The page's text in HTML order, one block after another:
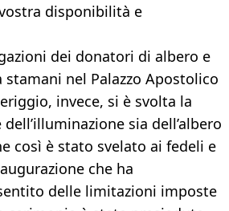
disponibilità e
dei donatori di albero e
stamani nel Palazzo Apostolico
invece, si è svolta la
sia dell’albero
così è stato svelato ai fedeli e
che ha
delle limitazioni imposte